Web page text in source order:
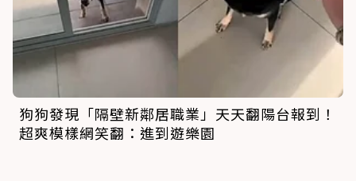
狗狗發現「隔壁新鄰居職業」天天翻陽台報到！
超爽模樣網笑翻：進到遊樂園